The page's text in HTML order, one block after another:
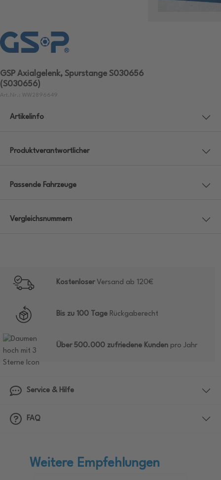
GSP Axialgelenk, Spurstange S030656
(S030656)
Art.Nr.: WW2896649
Artikelinfo
Produktverantwortlicher
Passende Fahrzeuge
Vergleichsnummern
KostenloserVersand ab 120€
Bis zu 100 Tage Rückgaberecht
Über 500.000 zufriedene Kunden pro Jahr
Service & Hilfe
FAQ
Weitere Empfehlungen